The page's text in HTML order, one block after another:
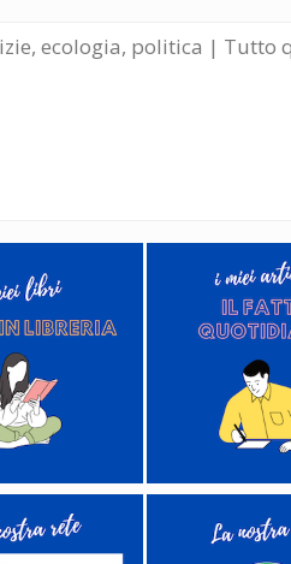
ecologia, politica |